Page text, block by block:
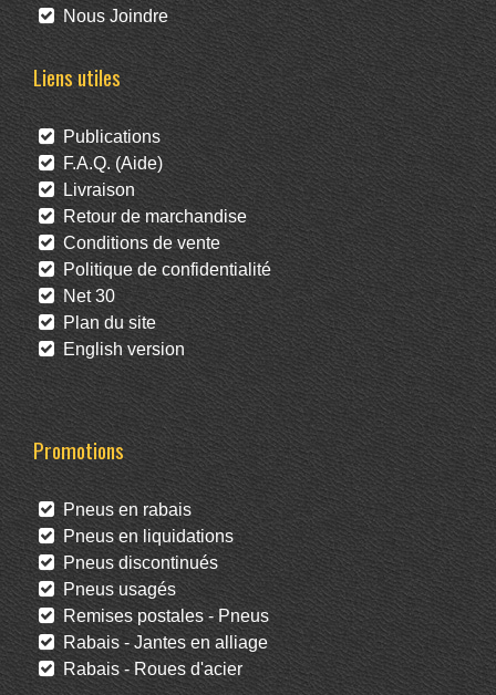
Nous Joindre
Liens utiles
Publications
F.A.Q. (Aide)
Livraison
Retour de marchandise
Conditions de vente
Politique de confidentialité
Net 30
Plan du site
English version
Promotions
Pneus en rabais
Pneus en liquidations
Pneus discontinués
Pneus usagés
Remises postales - Pneus
Rabais - Jantes en alliage
Rabais - Roues d'acier